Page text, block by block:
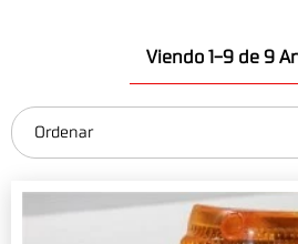
Viendo 1-9 de 9
Ordenar